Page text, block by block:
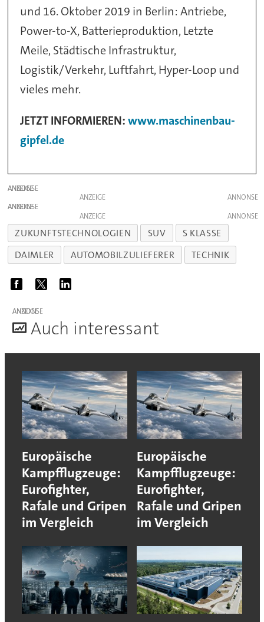
und 16. Oktober 2019 in Berlin: Antriebe,
Power-to-X, Batterieproduktion, Letzte
Meile, Städtische Infrastruktur,
Logistik/Verkehr, Luftfahrt, Hyper-Loop und
vieles mehr.
JETZT INFORMIEREN:www.maschinenbau-
gipfel.de
ANZEIGE
ANZEIGE
ANZEIGE
ANZEIGE
ZUKUNFTSTECHNOLOGIEN SUV
S KLASSE
DAIMLER
AUTOMOBILZULIEFERER TECHNIK
ANZEIGE
Auch interessant
Europäische
Kampfflugzeuge:
Eurofighter,
Rafale und Gripen
im Vergleich
Europäische
Kampfflugzeuge:
Eurofighter,
Rafale und Gripen
im Vergleich